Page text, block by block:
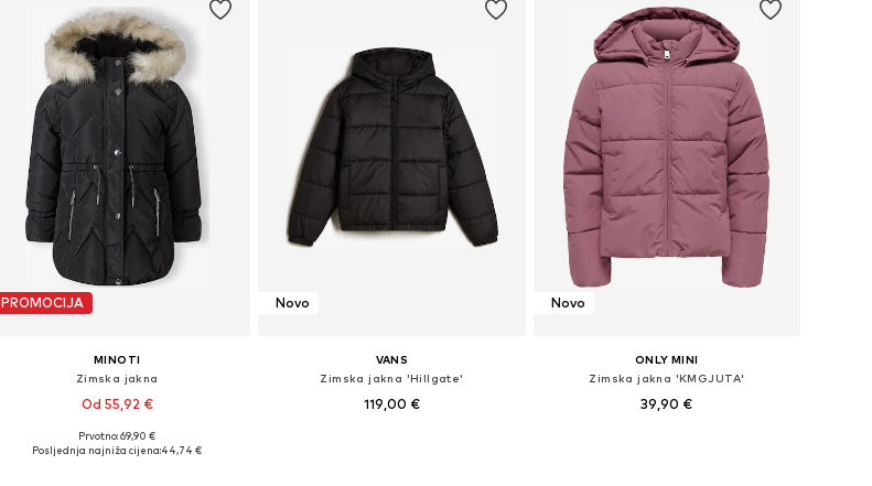
PROMOCIJA
MINOTI
Zimska jakna
Od 55,92 €
Dostupno u više veličina
Prvotno: 69,90 €
Posljednja najniža cijena:44,74 €
Novo
VANS
Zimska jakna 'Hillgate'
119,00 €
Novo
ONLY MINI
Zimska jakna 'KMGJUTA'
39,90 €